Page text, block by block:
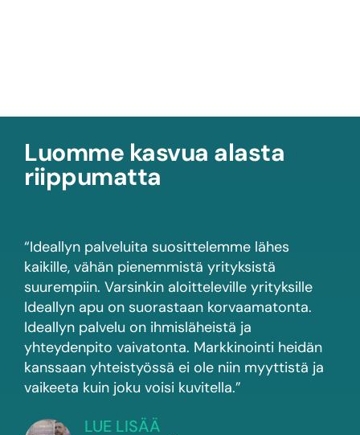
Luomme kasvua alasta
riippumatta
“Ideallyn palveluita suosittelemme lähes
kaikille, vähän pienemmistä yrityksistä
suurempiin. Varsinkin aloitteleville yrityksille
Ideallyn apu on suorastaan korvaamatonta.
Ideallyn palvelu on ihmisläheistä ja
yhteydenpito vaivatonta. Markkinointi heidän
kanssaan yhteistyössä ei ole niin myyttistä ja
vaikeeta kuin joku voisi kuvitella.”
LUE LISÄÄ